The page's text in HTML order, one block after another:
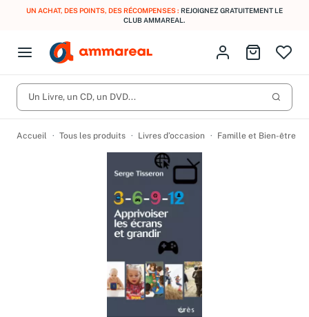
UN ACHAT, DES POINTS, DES RÉCOMPENSES : REJOIGNEZ GRATUITEMENT LE
CLUB AMMAREAL.
Open menu
Fermer le menu
CD d'occasion
Vinyles d'occasion
Nos engagements
Produits Catégories
Vous n'avez pas trouvé l'article que vous cherchiez ?
Activez les notifications dans votre compte pour être alerté dès
qu'il est en stock.
Créer une alerte
Identifiez-vous
Aller au
Un Livre, un CD, un DVD...
Accueil Tous les produits Livres d’occasion Famille et Bien-être